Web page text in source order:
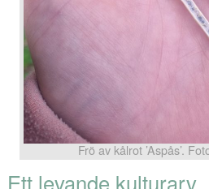
Frö av kålrot ’Aspås’.
Ett levande kulturarv